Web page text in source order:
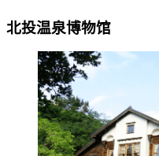
北投温泉博物馆